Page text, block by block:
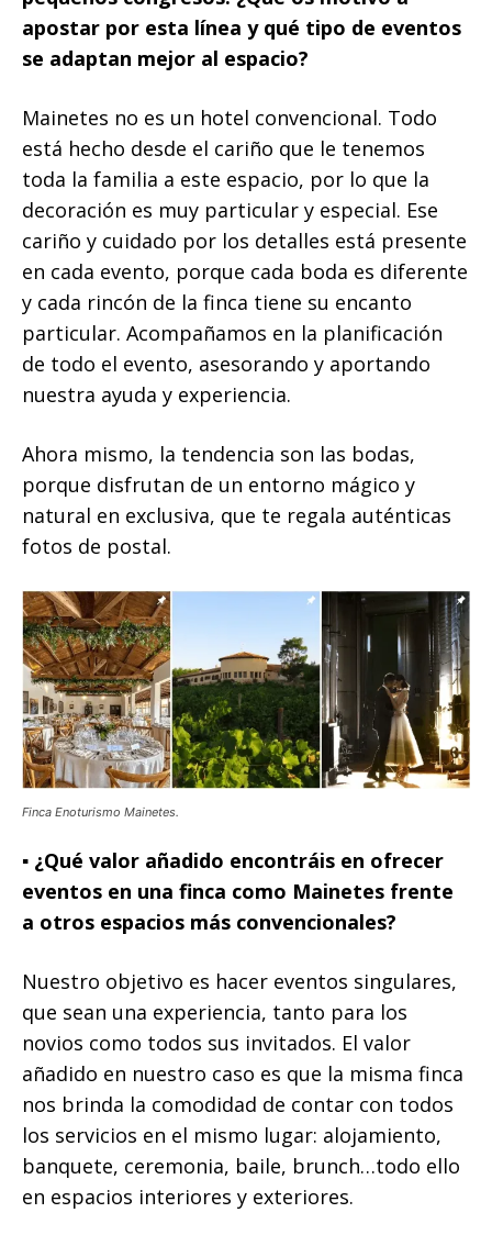
apostar por esta línea y qué tipo de eventos
se adaptan mejor al espacio?
Mainetes no es un hotel convencional. Todo
está hecho desde el cariño que le tenemos
toda la familia a este espacio, por lo que la
decoración es muy particular y especial. Ese
cariño y cuidado por los detalles está presente
en cada evento, porque cada boda es diferente
y cada rincón de la finca tiene su encanto
particular. Acompañamos en la planificación
de todo el evento, asesorando y aportando
nuestra ayuda y experiencia.
Ahora mismo, la tendencia son las bodas,
porque disfrutan de un entorno mágico y
natural en exclusiva, que te regala auténticas
fotos de postal.
Finca Enoturismo Mainetes.
▪️ ¿Qué valor añadido encontráis en ofrecer
eventos en una finca como Mainetes frente
a otros espacios más convencionales?
Nuestro objetivo es hacer eventos singulares,
que sean una experiencia, tanto para los
novios como todos sus invitados. El valor
añadido en nuestro caso es que la misma finca
nos brinda la comodidad de contar con todos
los servicios en el mismo lugar: alojamiento,
banquete, ceremonia, baile, brunch…todo ello
en espacios interiores y exteriores.